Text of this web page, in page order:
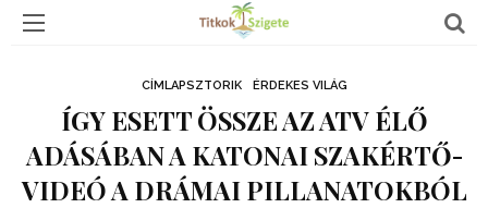
CÍMLAPSZTORIK ÉRDEKES VILÁG
ÍGY ESETT ÖSSZE AZ ATV ÉLŐ
ADÁSÁBAN A KATONAI SZAKÉRTŐ-
VIDEÓ A DRÁMAI PILLANATOKBÓL